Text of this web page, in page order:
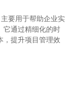
要用于帮助企业实
它通过精细化的时
，提升项目管理效